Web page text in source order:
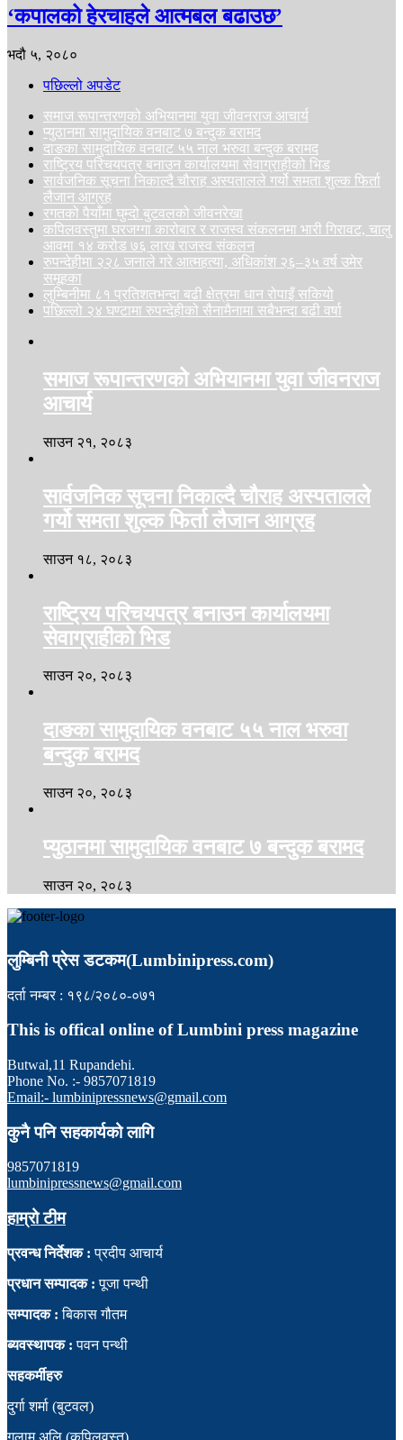
‘कपालको हेरचाहले आत्मबल बढाउछ’
भदौ ५, २०८०
पछिल्लो अपडेट
समाज रूपान्तरणको अभियानमा युवा जीवनराज आचार्य
प्युठानमा सामुदायिक वनबाट ७ बन्दुक बरामद
दाङका सामुदायिक वनबाट ५५ नाल भरुवा बन्दुक बरामद
राष्ट्रिय परिचयपत्र बनाउन कार्यालयमा सेवाग्राहीको भिड
सार्वजनिक सूचना निकाल्दै चौराह अस्पतालले गर्यो समता शुल्क फिर्ता
लैजान आग्रह
रगतको पैयाँमा घुम्दो बुटवलको जीवनरेखा
कपिलवस्तुमा घरजग्गा कारोबार र राजस्व संकलनमा भारी गिरावट, चालु
आवमा १४ करोड ७६ लाख राजस्व संकलन
रुपन्देहीमा २२८ जनाले गरे आत्महत्या, अधिकांश २६–३५ वर्ष उमेर
समूहका
लुम्बिनीमा ८१ प्रतिशतभन्दा बढी क्षेत्रमा धान रोपाइँ सकियो
पछिल्लो २४ घण्टामा रुपन्देहीको सैनामैनामा सबैभन्दा बढी वर्षा
समाज रूपान्तरणको अभियानमा युवा जीवनराज
आचार्य
साउन २१, २०८३
सार्वजनिक सूचना निकाल्दै चौराह अस्पतालले
गर्यो समता शुल्क फिर्ता लैजान आग्रह
साउन १८, २०८३
राष्ट्रिय परिचयपत्र बनाउन कार्यालयमा
सेवाग्राहीको भिड
साउन २०, २०८३
दाङका सामुदायिक वनबाट ५५ नाल भरुवा
बन्दुक बरामद
साउन २०, २०८३
प्युठानमा सामुदायिक वनबाट ७ बन्दुक बरामद
साउन २०, २०८३
लुम्बिनी प्रेस डटकम(Lumbinipress.com)
दर्ता नम्बर : १९८/२०८०-०७१
This is offical online of Lumbini press magazine
Butwal,11 Rupandehi.
Phone No. :- 9857071819
Email:- lumbinipressnews@gmail.com
कुनै पनि सहकार्यको लागि
9857071819
lumbinipressnews@gmail.com
हाम्रो टीम
प्रवन्ध निर्देशक : प्रदीप आचार्य
प्रधान सम्पादक : पूजा पन्थी
सम्पादक :बिकास गौतम
ब्यवस्थापक : पवन पन्थी
सहकर्मीहरु
दुर्गा शर्मा (बुटवल)
गुलाम अलि (कपिलवस्तु)